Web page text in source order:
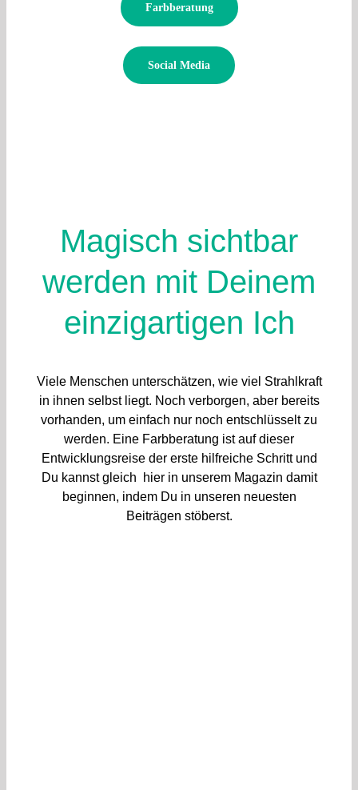
Farbberatung
Social Media
Magisch sichtbar
werden mit Deinem
einzigartigen Ich
Viele Menschen unterschätzen, wie viel Strahlkraft
in ihnen selbst liegt. Noch verborgen, aber bereits
vorhanden, um einfach nur noch entschlüsselt zu
werden. Eine Farbberatung ist auf dieser
Entwicklungsreise der erste hilfreiche Schritt und
Du kannst gleich hier in unserem Magazin damit
beginnen, indem Du in unseren neuesten
Beiträgen stöberst.